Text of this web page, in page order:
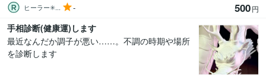
ヒーラー✳... - 500円
手相診断(健康運)します
最近なんだか調子が悪い……。不調の時期や場所
を診断します